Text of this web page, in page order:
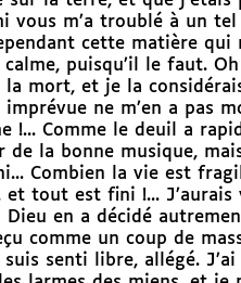
vous m’a troublé à un
cette matière
puisqu’il le faut.
la mort, et je la
ne m’en a pas
!... Comme le deuil a
de la bonne musique,
Combien la vie est
et tout est fini !...
en a décidé
comme un coup de
senti libre, allégé.